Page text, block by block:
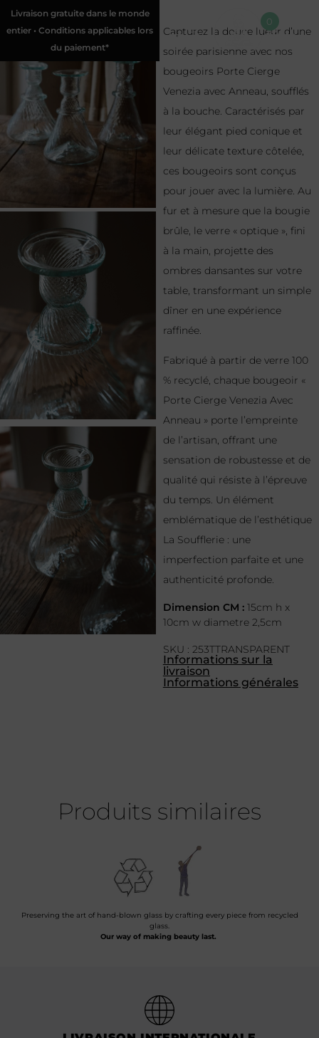
Livraison gratuite dans le monde
entier • Conditions applicables lors
du paiement*
0
Capturez la douce lueur d’une
soirée parisienne avec nos
bougeoirs Porte Cierge
Venezia avec Anneau, soufflés
à la bouche. Caractérisés par
leur élégant pied conique et
leur délicate texture côtelée,
ces bougeoirs sont conçus
pour jouer avec la lumière. Au
fur et à mesure que la bougie
brûle, le verre « optique », fini
à la main, projette des
ombres dansantes sur votre
table, transformant un simple
dîner en une expérience
raffinée.
Fabriqué à partir de verre 100
% recyclé, chaque bougeoir «
Porte Cierge Venezia Avec
Anneau » porte l’empreinte
de l’artisan, offrant une
sensation de robustesse et de
qualité qui résiste à l’épreuve
du temps. Un élément
emblématique de l’esthétique
La Soufflerie : une
imperfection parfaite et une
authenticité profonde.
Dimension CM : 15cm h x
10cm w diametre 2,5cm
SKU : 253TTRANSPARENT
Informations sur la
livraison
Informations générales
Produits similaires
Preserving the art of hand-blown glass by crafting every piece from recycled
glass.
Our way of making beauty last.